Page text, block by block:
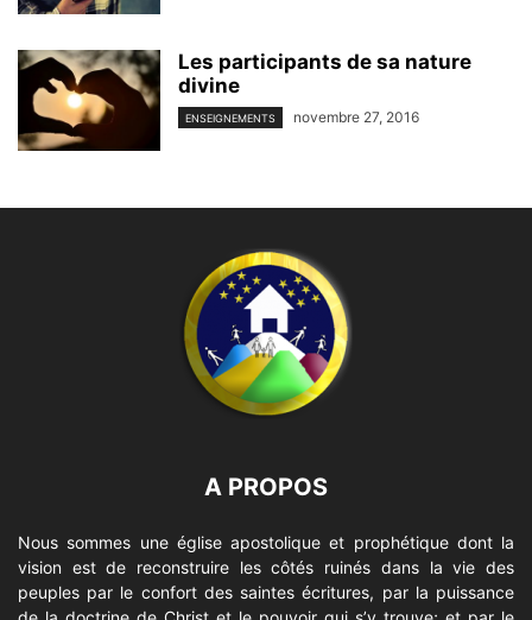
Les participants de sa nature
divine
ENSEIGNEMENTS novembre 27, 2016
A PROPOS
Nous sommes une église apostolique et prophétique dont la
vision est de reconstruire les côtés ruinés dans la vie des
peuples par le confort des saintes écritures, par la puissance